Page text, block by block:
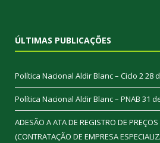
ÚLTIMAS PUBLICAÇÕES
Política Nacional Aldir Blanc – Ciclo 228
Política Nacional Aldir Blanc – PNAB 31
ADESÃO A ATA DE REGISTRO DE
(CONTRATAÇÃO DE EMPRESA